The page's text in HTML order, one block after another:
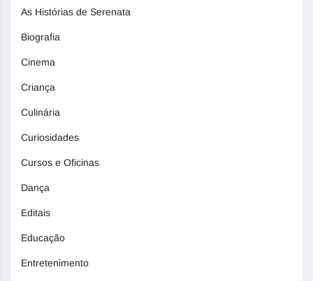
As Histórias de Serenata
Biografia
Cinema
Criança
Culinária
Curiosidades
Cursos e Oficinas
Dança
Editais
Educação
Entretenimento